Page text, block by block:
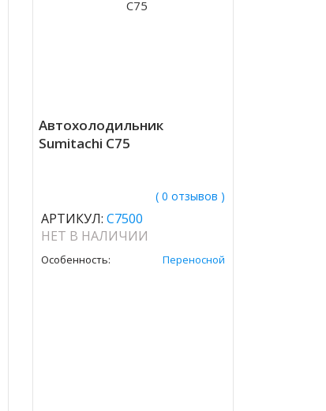
Автохолодильник
Sumitachi C75
( 0 отзывов )
АРТИКУЛ: C7500
НЕТ В НАЛИЧИИ
Особенность: Переносной